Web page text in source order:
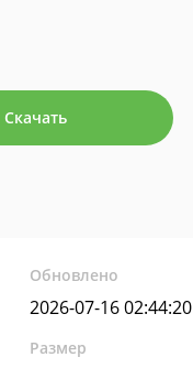
Скачать
Обновлено
2026-07-16 02:44:20
Размер